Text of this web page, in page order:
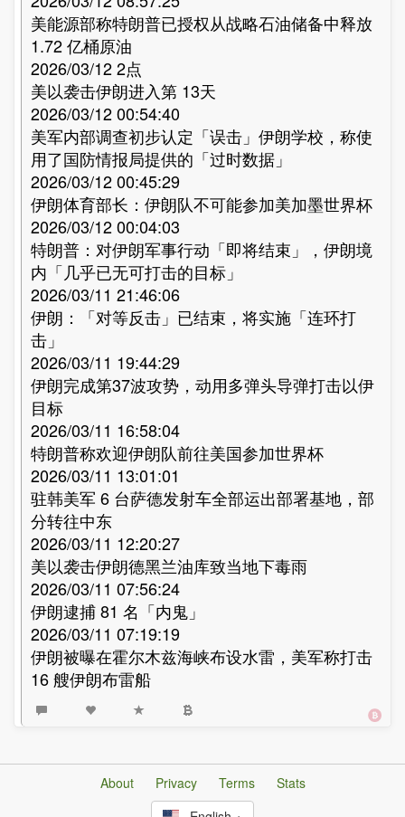
美能源部称特朗普已授权从战略石油储备中释放
1.72 亿桶原油
2026/03/12 2点
美以袭击伊朗进入第 13天
2026/03/12 00:54:40
美军内部调查初步认定「误击」伊朗学校，称使
用了国防情报局提供的「过时数据」
2026/03/12 00:45:29
伊朗体育部长：伊朗队不可能参加美加墨世界杯
2026/03/12 00:04:03
特朗普：对伊朗军事行动「即将结束」，伊朗境
内「几乎已无可打击的目标」
2026/03/11 21:46:06
伊朗：「对等反击」已结束，将实施「连环打
击」
2026/03/11 19:44:29
伊朗完成第37波攻势，动用多弹头导弹打击以伊
目标
2026/03/11 16:58:04
特朗普称欢迎伊朗队前往美国参加世界杯
2026/03/11 13:01:01
驻韩美军 6 台萨德发射车全部运出部署基地，部
分转往中东
2026/03/11 12:20:27
美以袭击伊朗德黑兰油库致当地下毒雨
2026/03/11 07:56:24
伊朗逮捕 81 名「内鬼」
2026/03/11 07:19:19
伊朗被曝在霍尔木兹海峡布设水雷，美军称打击
16 艘伊朗布雷船
About Privacy Terms
Stats